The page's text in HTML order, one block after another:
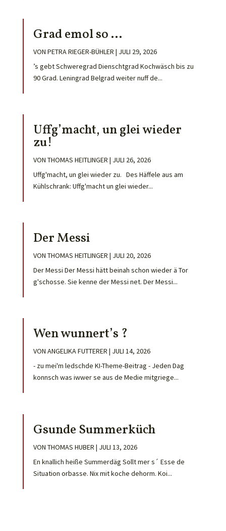
Grad emol so …
VON PETRA RIEGER-BÜHLER | JULI 29, 2026
’s gebt Schweregrad Dienschtgrad Kochwäsch bis zu
90 Grad. Leningrad Belgrad weiter nuff de...
Uffg’macht, un glei wieder
zu!
VON THOMAS HEITLINGER | JULI 26, 2026
Uffg'macht, un glei wieder zu. Des Häffele aus am
Kühlschrank: Uffg'macht un glei wieder...
Der Messi
VON THOMAS HEITLINGER | JULI 20, 2026
Der Messi Der Messi hätt beinah schon wieder ä Tor
g'schosse. Sie kenne der Messi net. Der Messi...
Wen wunnert’s ?
VON ANGELIKA FUTTERER | JULI 14, 2026
- zu mei'm ledschde KI-Theme-Beitrag - Jeden Dag
konnsch was iwwer se aus de Medie mitgriege...
Gsunde Summerküch
VON THOMAS HUBER | JULI 13, 2026
En knallich heiße Summerdäg Sollt mer s´ Esse de
Situation orbasse. Nix mit koche dehorm. Koi...